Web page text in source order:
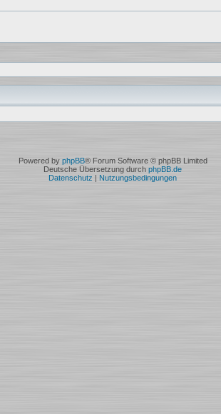
Powered by phpBB® Forum Software © phpBB Limited
Deutsche Übersetzung durch phpBB.de
Datenschutz | Nutzungsbedingungen